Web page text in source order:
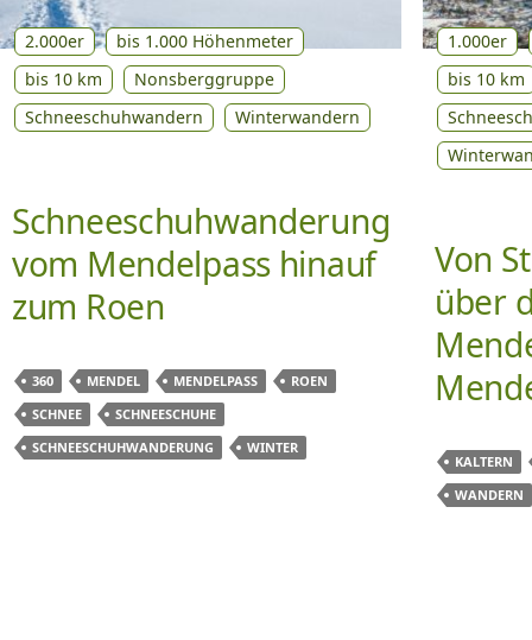
2.000er
bis 1.000 Höhenmeter
bis 10 km
Nonsberggruppe
Schneeschuhwandern
Winterwandern
Schneeschuhwanderung
vom Mendelpass hinauf
zum Roen
360 MENDEL MENDELPASS
ROEN
SCHNEE
SCHNEESCHUHE
SCHNEESCHUHWANDERUNG
WINTER
1.000er
bis 10 km
Von
über
KALTERN
WANDERN